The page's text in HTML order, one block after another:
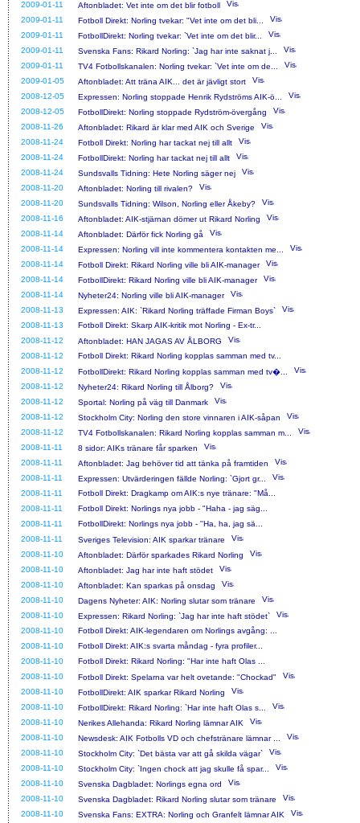
2009-01-11
Aftonbladet: Vet inte om det blir fotboll
2009-01-11
Fotboll Direkt: Norling tvekar: "Vet inte om det bli...
2009-01-11
FotbollDirekt: Norling tvekar: `Vet inte om det blir...
2009-01-11
Svenska Fans: Rikard Norling: `Jag har inte saknat j...
2009-01-11
TV4 Fotbollskanalen: Norling tvekar: `Vet inte om de...
2009-01-05
Aftonbladet: Att träna AIK... det är jävligt stort
2008-12-05
Expressen: Norling stoppade Henrik Rydströms AIK-ö...
2008-12-05
FotbollDirekt: Norling stoppade Rydström-övergång
2008-11-26
Aftonbladet: Rikard är klar med AIK och Sverige
2008-11-24
Fotboll Direkt: Norling har tackat nej till allt
2008-11-24
FotbollDirekt: Norling har tackat nej till allt
2008-11-24
Sundsvalls Tidning: Hete Norling säger nej
2008-11-20
Aftonbladet: Norling till rivalen?
2008-11-20
Sundsvalls Tidning: Wilson, Norling eller Åkeby?
2008-11-16
Aftonbladet: AIK-stjärnan dömer ut Rikard Norling
2008-11-14
Aftonbladet: Därför fick Norling gå
2008-11-14
Expressen: Norling vill inte kommentera kontakten me...
2008-11-14
Fotboll Direkt: Rikard Norling ville bli AIK-manager
2008-11-14
FotbollDirekt: Rikard Norling ville bli AIK-manager
2008-11-14
Nyheter24: Norling ville bli AIK-manager
2008-11-13
Expressen: AIK: `Rikard Norling träffade Firman Boys`
2008-11-13
Fotboll Direkt: Skarp AIK-kritik mot Norling - Ex-tr...
2008-11-12
Aftonbladet: HAN JAGAS AV ÅLBORG
2008-11-12
Fotboll Direkt: Rikard Norling kopplas samman med tv...
2008-11-12
FotbollDirekt: Rikard Norling kopplas samman med tv�...
2008-11-12
Nyheter24: Rikard Norling till Ålborg?
2008-11-12
Sportal: Norling på väg till Danmark
2008-11-12
Stockholm City: Norling den store vinnaren i AIK-såpan
2008-11-12
TV4 Fotbollskanalen: Rikard Norling kopplas samman m...
2008-11-11
8 sidor: AIKs tränare får sparken
2008-11-11
Aftonbladet: Jag behöver tid att tänka på framtiden
2008-11-11
Expressen: Utvärderingen fällde Norling: `Gjort gr...
2008-11-11
Fotboll Direkt: Dragkamp om AIK:s nye tränare: "Må...
2008-11-11
Fotboll Direkt: Norlings nya jobb - "Haha - jag säg...
2008-11-11
FotbollDirekt: Norlings nya jobb - ''Ha, ha, jag sä...
2008-11-11
Sveriges Television: AIK sparkar tränare
2008-11-10
Aftonbladet: Därför sparkades Rikard Norling
2008-11-10
Aftonbladet: Jag har inte haft stödet
2008-11-10
Aftonbladet: Kan sparkas på onsdag
2008-11-10
Dagens Nyheter: AIK: Norling slutar som tränare
2008-11-10
Expressen: Rikard Norling: `Jag har inte haft stödet`
2008-11-10
Fotboll Direkt: AIK-legendaren om Norlings avgång: ...
2008-11-10
Fotboll Direkt: AIK:s svarta måndag - fyra profiler...
2008-11-10
Fotboll Direkt: Rikard Norling: "Har inte haft Olas ...
2008-11-10
Fotboll Direkt: Spelarna var helt ovetande: "Chockad"
2008-11-10
FotbollDirekt: AIK sparkar Rikard Norling
2008-11-10
FotbollDirekt: Rikard Norling: `Har inte haft Olas s...
2008-11-10
Nerikes Allehanda: Rikard Norling lämnar AIK
2008-11-10
Newsdesk: AIK Fotbolls VD och chefstränare lämnar ...
2008-11-10
Stockholm City: `Det bästa var att gå skilda vägar`
2008-11-10
Stockholm City: `Ingen chock att jag skulle få spar...
2008-11-10
Svenska Dagbladet: Norlings egna ord
2008-11-10
Svenska Dagbladet: Rikard Norling slutar som tränare
2008-11-10
Svenska Fans: EXTRA: Norling och Granfelt lämnar AIK